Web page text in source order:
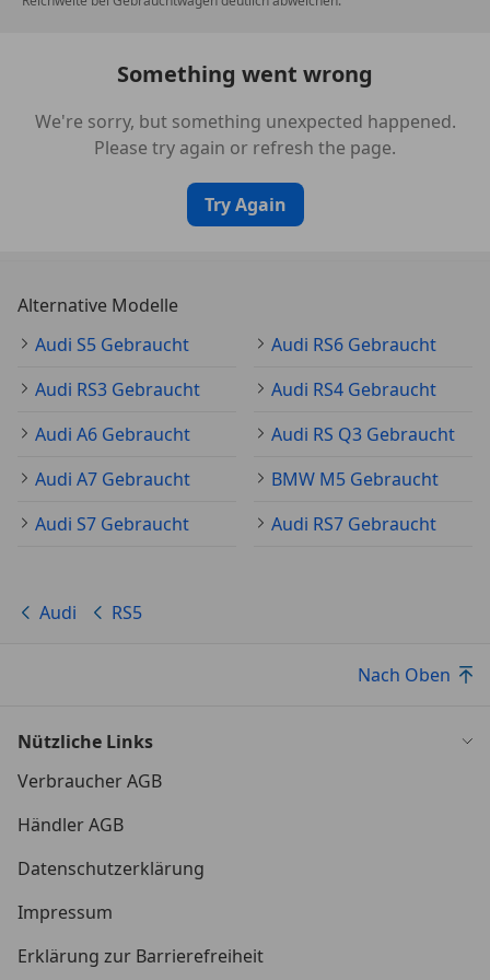
Traktionskontrolle
Wegfahrsperre
Zentralverriegelung mit Funkfernbedienung
Extras
Ambientebeleuchtung
Pannenkit
Scheinwerferreinigung
Sommerreifen
Sportfahrwerk
Sportsitze
Sprachsteuerung
Touchscreen
Something went wrong
We're sorry, but something unexpected happened.
Please try again or refresh the page.
Try Again
Alternative Modelle
Audi S5 Gebraucht
Audi RS6 Gebraucht
Audi RS3 Gebraucht
Audi RS4 Gebraucht
Audi A6 Gebraucht
Audi RS Q3 Gebraucht
Audi A7 Gebraucht
BMW M5 Gebraucht
Audi S7 Gebraucht
Audi RS7 Gebraucht
Audi RS5
Nach Oben
Nützliche Links
Verbraucher AGB
Händler AGB
Datenschutzerklärung
Impressum
Erklärung zur Barrierefreiheit